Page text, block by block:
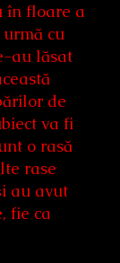
în floare a
urmă cu
au lăsat
de
va fi
o rasă
rase
au avut
fie ca